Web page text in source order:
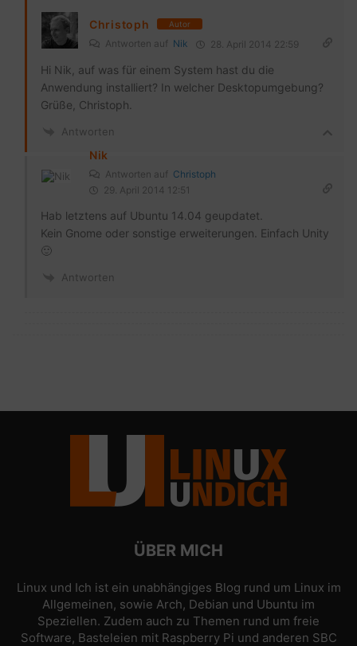
Christoph Autor
Antworten auf Nik 28. April 2014 22:59
Hi Nik, auf was für einem System hast du die
Anwendung installiert? In welcher Desktopumgebung?
Grüße, Christoph.
Antworten
Nik
Antworten auf Christoph
29. April 2014 12:51
Hab letztens auf Ubuntu 14.04 geupdatet.
Kein Gnome oder sonstige erweiterungen. Einfach Unity
🙂
Antworten
ÜBER MICH
Linux und Ich ist ein unabhängiges Blog rund um Linux im
Allgemeinen, sowie Arch, Debian und Ubuntu im
Speziellen. Zudem auch zu Themen rund um freie
Software, Basteleien mit Raspberry Pi und anderen SBC